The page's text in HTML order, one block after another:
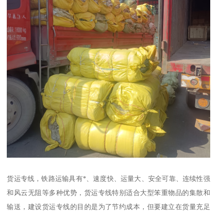
货运专线，铁路运输具有*、速度快、运量大、安全可靠、连续性强
和风云无阻等多种优势，货运专线特别适合大型笨重物品的集散和
输送，建设货运专线的目的是为了节约成本，但要建立在货量充足